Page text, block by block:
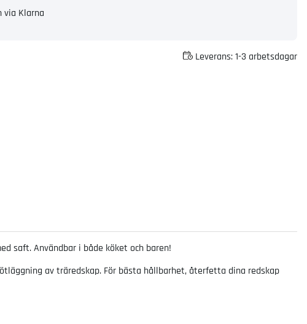
via Klarna
Leverans:1-3 arbetsdagar
saft. Användbar i både köket och baren!
av träredskap. För bästa hållbarhet, återfetta dina redskap